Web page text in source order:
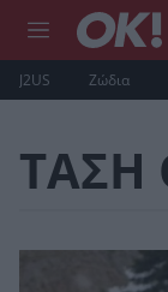
J2US Ζώδια
ΤΑΣΗ